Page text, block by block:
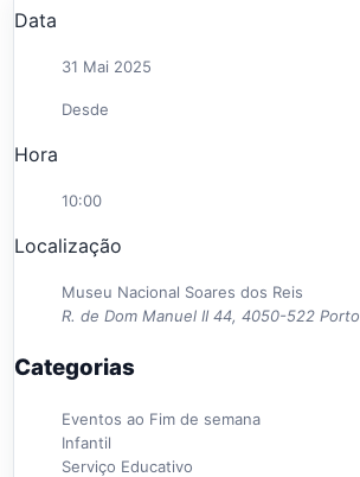
Data
31 Mai 2025
Desde
Hora
10:00
Localização
Museu Nacional Soares dos Reis
R. de Dom Manuel II 44, 4050-522 Porto
Categorias
Eventos ao Fim de semana
Infantil
Serviço Educativo